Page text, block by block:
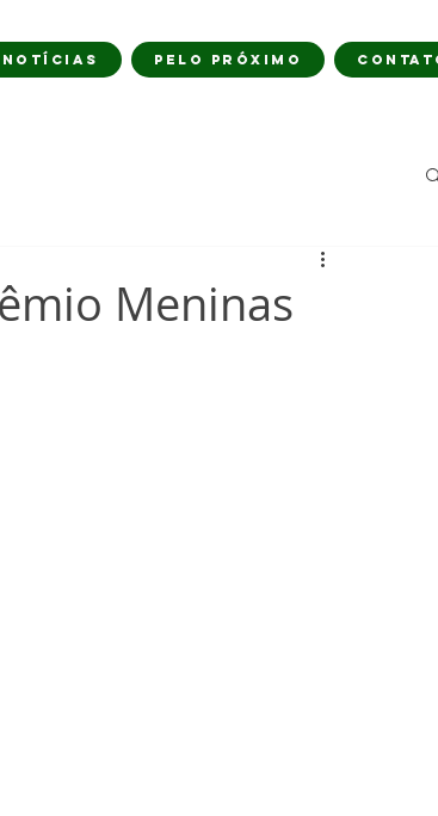
NOTÍCIAS PELO PRÓXIMO
Meninas